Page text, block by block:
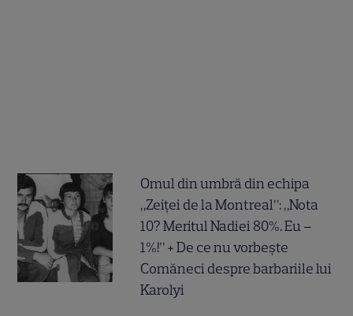
Omul din umbră din echipa
„Zeiței de la Montreal”: „Nota
10? Meritul Nadiei 80%. Eu –
1%!” + De ce nu vorbește
Comăneci despre barbariile lui
Karolyi